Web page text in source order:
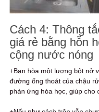
Cách 4: Thông
giá rẻ bằng hỗn
cộng nước nóng
+Bạn hòa một lượng bột nở
đường ống thoát của chậu
phản ứng hóa học, giúp cho